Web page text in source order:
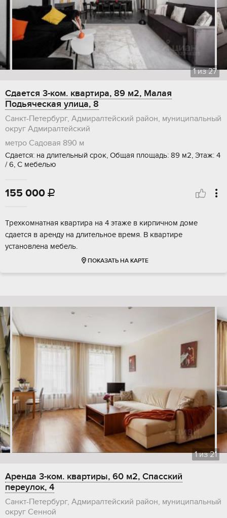
1из27
Сдается 3-ком. квартира, 89 м2, Малая
Подьяческая улица, 8
Санкт-Петербург, Адмиралтейский район, муниципальный
округ Адмиралтейский
метро Садовая 890 м
Сдается: на длительный срок, Общая площадь: 89 м2, Этаж: 4
/ 6, С мебелью
155 000 
Трехкомнатная квартира на 4 этаже в кирпичном доме
сдается в аренду на длительное время. В квартире
установлена мебель.
ПОКАЗАТЬ НА КАРТЕ
1из21
Аренда 3-ком. квартиры, 60 м2, Спасский
переулок, 4
Санкт-Петербург, Адмиралтейский район, муниципальный
округ Сенной